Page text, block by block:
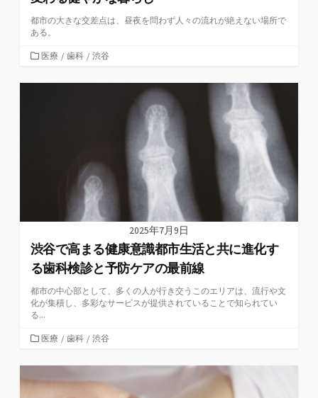
都市の大きな交差点は、昼夜を問わず人々の流れが絶えない場所で
ある。
カ
ゴ
医療 / 歯科 / 渋谷
2025年7月9日
渋谷で高まる健康意識都市生活と共に進化す
る歯科検診と予防ケアの最前線
都市の中心部として、多くの人が行き交うこのエリアは、流行や文
化が集積し、多彩なサービスが提供されていることで知られてい
る...
カ
ゴ
医療 / 歯科 / 渋谷